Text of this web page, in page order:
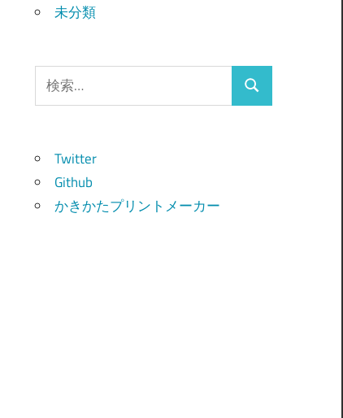
未分類
索:
検
Twitter
Github
かきかたプリントメーカー